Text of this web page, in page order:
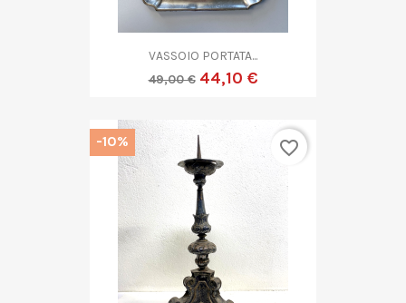
VASSOIO PORTATA...
49,00 € 44,10 €
-10% favorite_border